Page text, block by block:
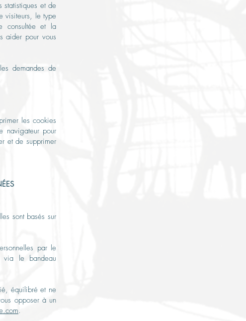
statistiques et de
visiteurs, le type
consultée et la
aider pour vous
demandes de
les cookies
navigateur pour
et de supprimer
sont basés sur
par le
via le bandeau
équilibré et ne
opposer à un
.